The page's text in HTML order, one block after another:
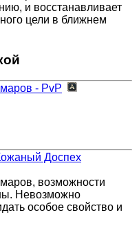
и восстанавливает
цели в ближнем
- PvP
Доспех
возможности
Невозможно
особое свойство и